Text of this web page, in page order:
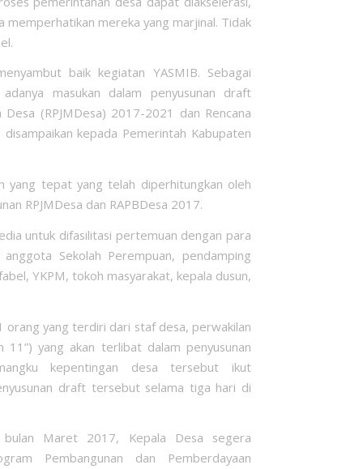
memperhatikan mereka yang marjinal. Tidak
baik kegiatan YASMIB. Sebagai
masukan dalam penyusunan draft
Desa (RPJMDesa) 2017-2021 dan Rencana
kepada Pemerintah Kabupaten
yang tepat yang telah diperhitungkan oleh
RPJMDesa dan RAPBDesa 2017.
untuk difasilitasi pertemuan dengan para
Sekolah Perempuan, pendamping
YKPM, tokoh masyarakat, kepala dusun,
orang yang terdiri dari staf desa, perwakilan
yang akan terlibat dalam penyusunan
kepentingan desa tersebut ikut
draft tersebut selama tiga hari di
Maret 2017, Kepala Desa segera
Pembangunan dan Pemberdayaan